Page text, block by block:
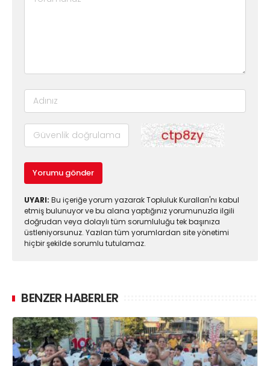
Yorumu gönder
UYARI: Bu içeriğe yorum yazarak Topluluk Kuralları'nı kabul
etmiş bulunuyor ve bu alana yaptığınız yorumunuzla ilgili
doğrudan veya dolaylı tüm sorumluluğu tek başınıza
üstleniyorsunuz. Yazılan tüm yorumlardan site yönetimi
hiçbir şekilde sorumlu tutulamaz.
BENZER HABERLER